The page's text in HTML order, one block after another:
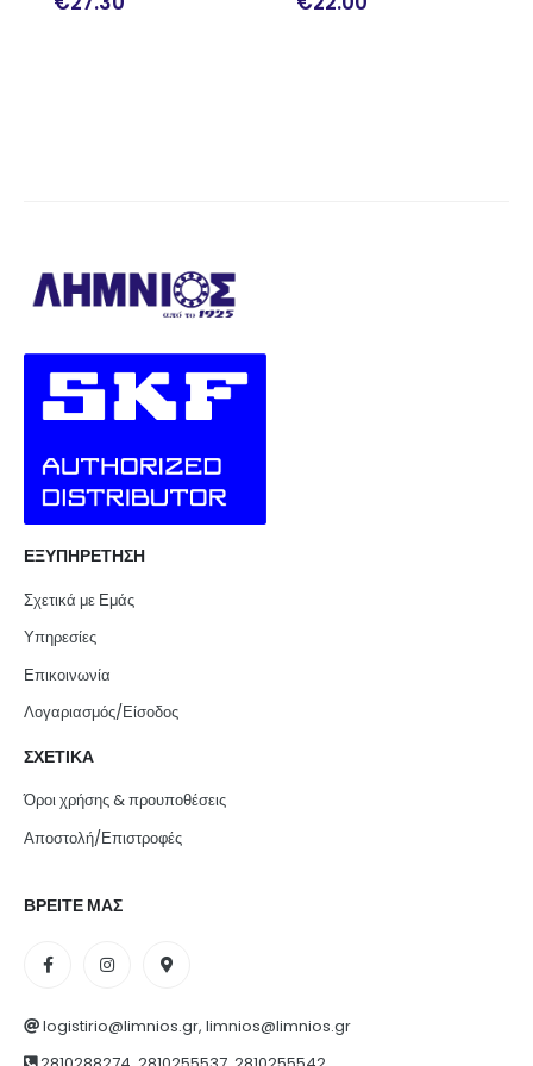
ΕΞΥΠΗΡΕΤΗΣΗ
Σχετικά με Εμάς
Υπηρεσίες
Επικοινωνία
Λογαριασμός/Είσοδος
ΣΧΕΤΙΚΑ
Όροι χρήσης & προυποθέσεις
Αποστολή/Επιστροφές
ΒΡΕΙΤΕ ΜΑΣ
logistirio@limnios.gr, limnios@limnios.gr